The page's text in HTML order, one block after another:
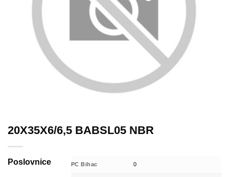
20X35X6/6,5 BABSL05 NBR
Poslovnice PC Bihac 0